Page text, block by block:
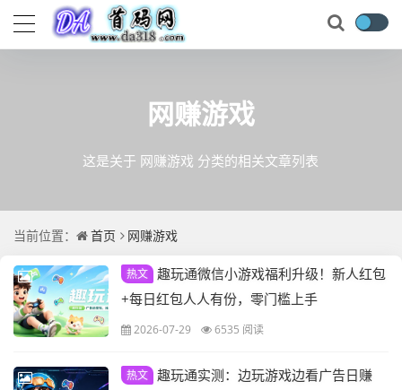
网赚游戏
这是关于 网赚游戏 分类的相关文章列表
当前位置： 首页 网赚游戏
热文 趣玩通微信小游戏福利升级！新人红包
+每日红包人人有份，零门槛上手
2026-07-29 6535 阅读
热文 趣玩通实测：边玩游戏边看广告日赚